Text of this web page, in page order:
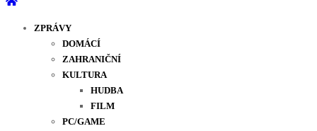
ZPRÁVY
DOMÁCÍ
ZAHRANIČNÍ
KULTURA
HUDBA
FILM
PC/GAME